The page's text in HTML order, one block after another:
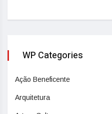
WP Categories
Ação Beneficente
Arquitetura